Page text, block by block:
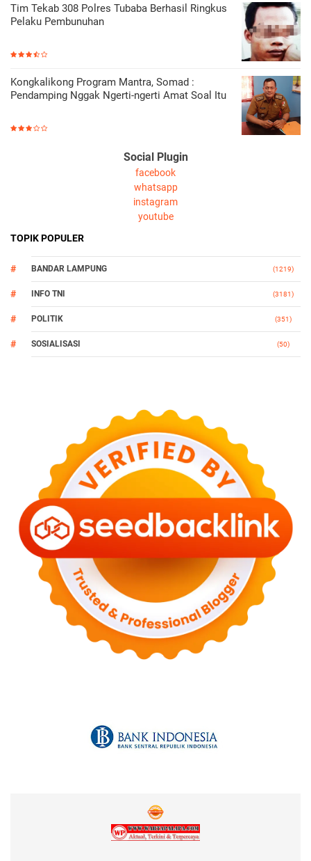
Tim Tekab 308 Polres Tubaba Berhasil Ringkus
Pelaku Pembunuhan
Kongkalikong Program Mantra, Somad :
Pendamping Nggak Ngerti-ngerti Amat Soal Itu
Social Plugin
facebook
whatsapp
instagram
youtube
TOPIK POPULER
BANDAR LAMPUNG (1219)
INFO TNI (3181)
POLITIK (351)
SOSIALISASI (50)